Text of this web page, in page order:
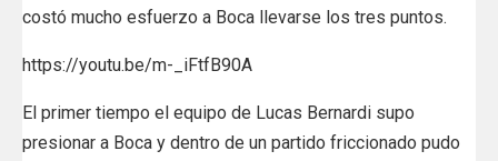
costó mucho esfuerzo a Boca llevarse los tres puntos.
https://youtu.be/m-_iFtfB90A
El primer tiempo el equipo de Lucas Bernardi supo
presionar a Boca y dentro de un partido friccionado pudo